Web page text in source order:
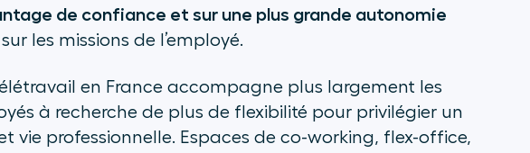
de confiance et sur une plus grande autonomie
les missions de l’employé.
en France accompagne plus largement les
à recherche de plus de flexibilité pour privilégier un
vie professionnelle. Espaces de co-working, flex-office,